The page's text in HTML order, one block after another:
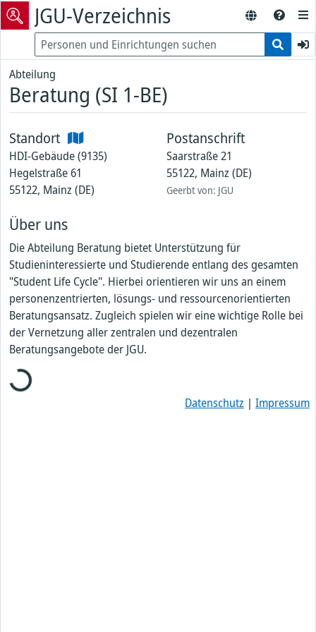
JGU-Verzeichnis
Abteilung
Beratung (SI 1-BE)
Standort
HDI-Gebäude (9135)
Hegelstraße 61
55122, Mainz (DE)
Postanschrift
Saarstraße 21
55122, Mainz (DE)
Geerbt von: JGU
Über uns
Die Abteilung Beratung bietet Unterstützung für
Studieninteressierte und Studierende entlang des gesamten
"Student Life Cycle". Hierbei orientieren wir uns an einem
personenzentrierten, lösungs- und ressourcenorientierten
Beratungsansatz. Zugleich spielen wir eine wichtige Rolle bei
der Vernetzung aller zentralen und dezentralen
Beratungsangebote der JGU.
Datenschutz | Impressum